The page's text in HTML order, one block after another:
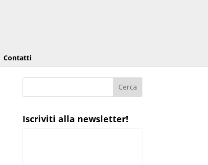
Contatti
Iscriviti alla newsletter!